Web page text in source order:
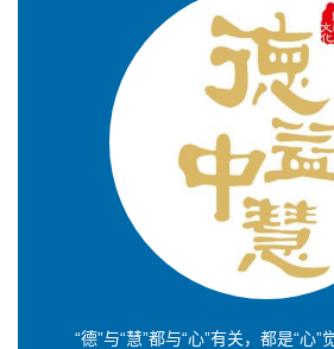
“德”与“慧”都与“心”有关，都是“心”